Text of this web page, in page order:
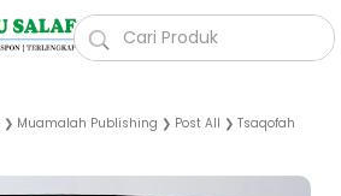
❯ Muamalah Publishing ❯ Post All ❯ Tsaqofah